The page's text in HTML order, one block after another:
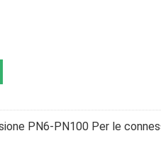
PN6-PN100 Per le